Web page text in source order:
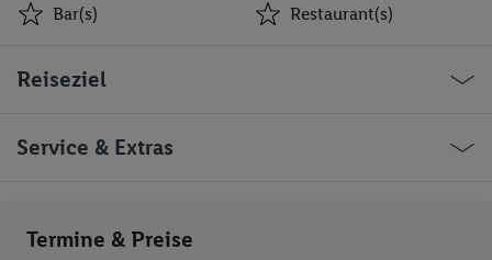
Bar(s)
Restaurant(s)
Bar(s)
Zimmerservice
WLAN
Reiseziel
Türkei Istanbul Kaptaniderya Caddesi
Service & Extras
entspricht, erfrage bitte vor der Buchung im Service Center.
Termine & Preise